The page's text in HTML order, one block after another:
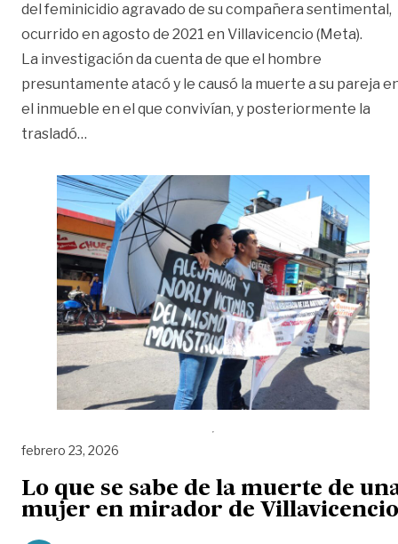
del feminicidio agravado de su compañera sentimental,
ocurrido en agosto de 2021 en Villavicencio (Meta).
La investigación da cuenta de que el hombre
presuntamente atacó y le causó la muerte a su pareja
el inmueble en el que convivían, y posteriormente la
trasladó…
febrero 23, 2026
Lo que se sabe de la muerte de
mujer en mirador de Villavicencio